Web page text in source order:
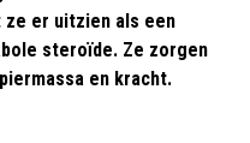
ze er uitzien als een
steroïde. Ze zorgen
en kracht.